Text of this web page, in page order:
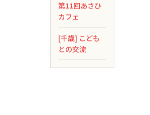
第11回あさひ
カフェ
[千歳] こども
との交流